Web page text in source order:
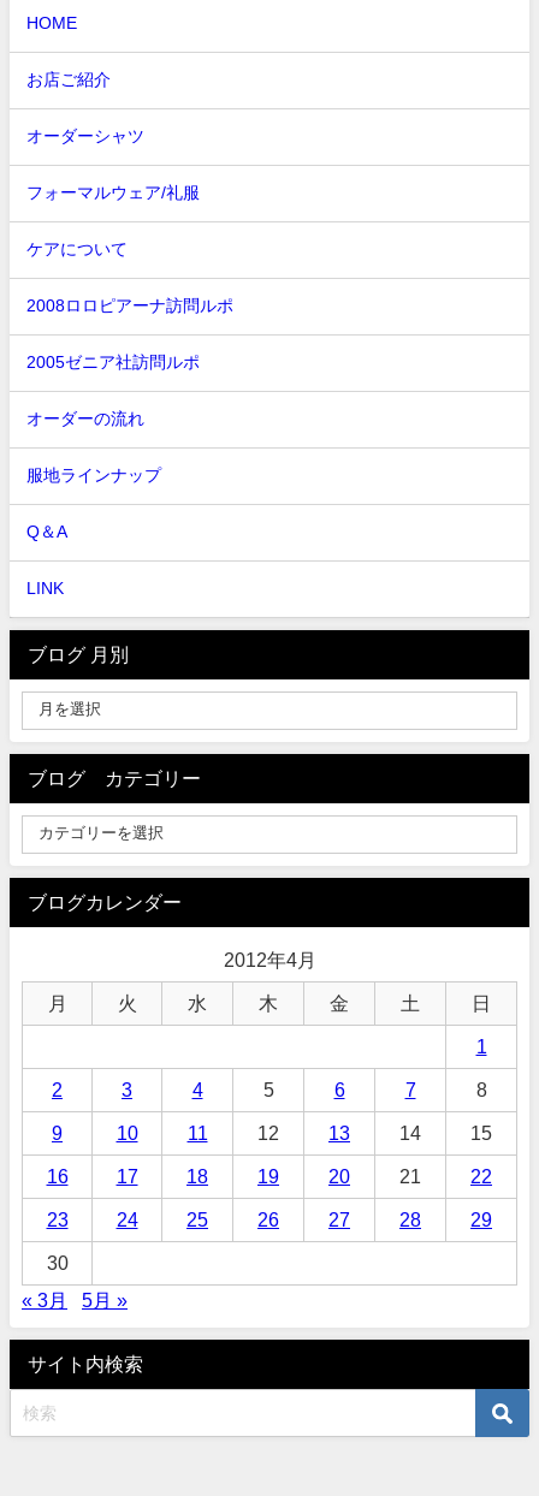
HOME
お店ご紹介
オーダーシャツ
フォーマルウェア/礼服
ケアについて
2008ロロピアーナ訪問ルポ
2005ゼニア社訪問ルポ
オーダーの流れ
服地ラインナップ
Q＆A
LINK
ブログ 月別
ブログ カテゴリー
ブログカレンダー
2012年4月
月 火 水 木 金 土 日
1
2 3 4 5 6 7 8
9 10 11 12 13 14 15
16 17 18 19 20 21 22
23 24 25 26 27 28 29
30
« 3月
5月 »
サイト内検索